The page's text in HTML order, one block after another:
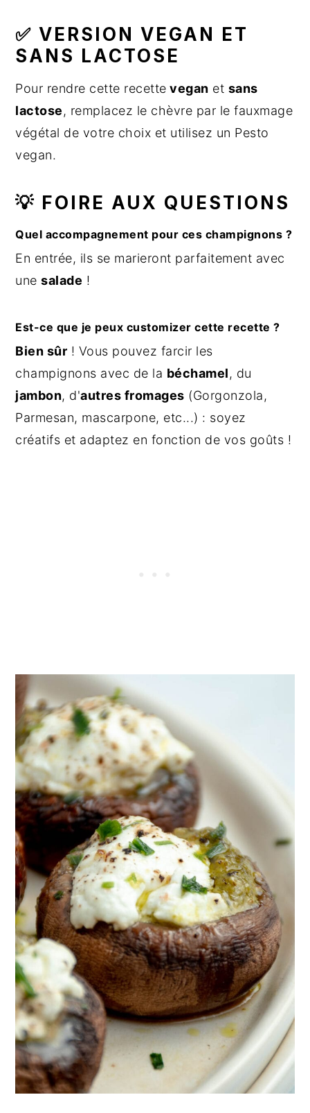
✅ VERSION VEGAN ET
SANS LACTOSE
Pour rendre cette recette vegan et sans
lactose, remplacez le chèvre par le fauxmage
végétal de votre choix et utilisez un Pesto
vegan.
💡 FOIRE AUX QUESTIONS
Quel accompagnement pour ces champignons ?
En entrée, ils se marieront parfaitement avec
unesalade !
Est-ce que je peux customizer cette recette ?
Bien sûr ! Vous pouvez farcir les
champignons avec de la béchamel, du
jambon, d'autres fromages (Gorgonzola,
Parmesan, mascarpone, etc...) : soyez
créatifs et adaptez en fonction de vos goûts !